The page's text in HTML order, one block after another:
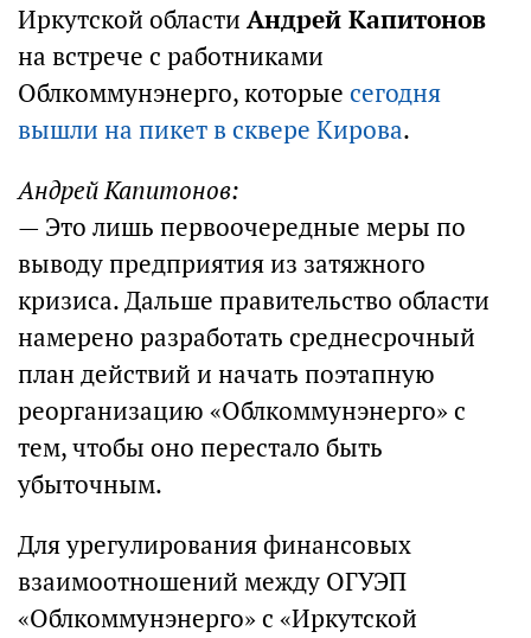
Иркутской области Андрей Капитонов
на встрече с работниками
Облкоммунэнерго, которые сегодня
вышли на пикет в сквере Кирова.
Андрей Капитонов:
— Это лишь первоочередные меры по
выводу предприятия из затяжного
кризиса. Дальше правительство области
намерено разработать среднесрочный
план действий и начать поэтапную
реорганизацию «Облкоммунэнерго» с
тем, чтобы оно перестало быть
убыточным.
Для урегулирования финансовых
взаимоотношений между ОГУЭП
«Облкоммунэнерго» с «Иркутской